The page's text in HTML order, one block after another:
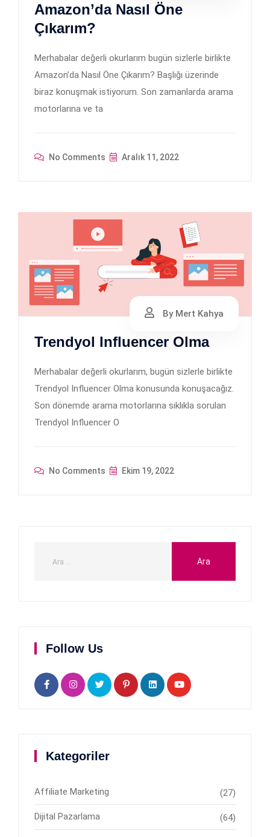
Amazon’da Nasıl Öne
Çıkarım?
Merhabalar değerli okurlarım bugün sizlerle birlikte
Amazon’da Nasıl Öne Çıkarım? Başlığı üzerinde
biraz konuşmak istiyorum. Son zamanlarda arama
motorlarına ve ta
No Comments Aralık 11, 2022
By Mert Kahya
Trendyol Influencer Olma
Merhabalar değerli okurlarım, bugün sizlerle birlikte
Trendyol Influencer Olma konusunda konuşacağız.
Son dönemde arama motorlarına sıklıkla sorulan
Trendyol Influencer O
No Comments Ekim 19, 2022
Follow Us
Kategoriler
Affiliate Marketing (27)
Dijital Pazarlama (64)